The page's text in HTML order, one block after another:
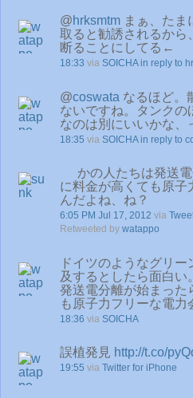
@hrksmtm まぁ、たま
取ると勧誘されるから
断ることにしてる←
18:33 via SOICHA in reply to
@coswata なるほど。
ないですね。タンクの
なのは別にいいかな
18:35 via SOICHA in reply to
かの人たちは発送
に料金が高くても原子
んだよね、ね？
6:05 PM Jul 17, 2012 via
Retweeted by watappo
ドイツのようなグリ
及するとしたら面白い
発送電分離が始まった
も原子力フリーな電力
18:36 via SOICHA
誤植発見 http://t.co/
19:55 via Twitter for iPhone